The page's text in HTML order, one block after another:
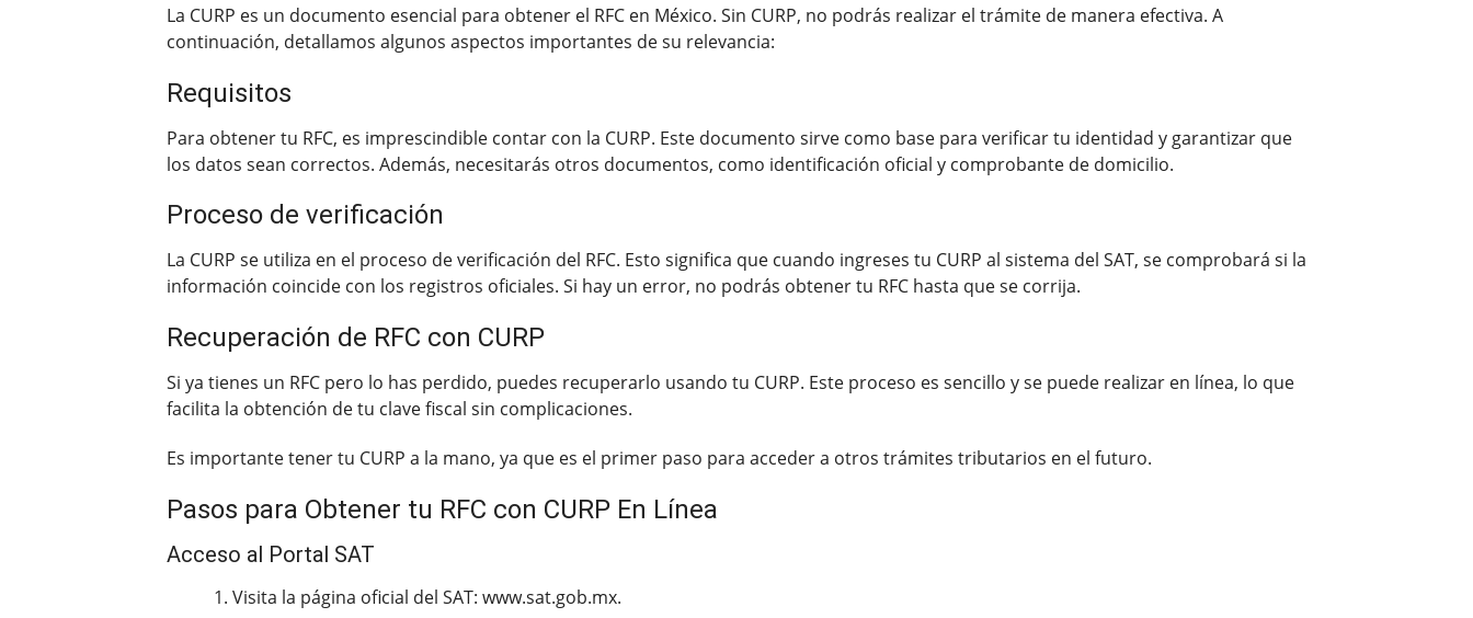
La CURP es un documento esencial para obtener el RFC en México. Sin CURP, no podrás realizar el trámite de manera efectiva. A
continuación, detallamos algunos aspectos importantes de su relevancia:
Requisitos
Para obtener tu RFC, es imprescindible contar con la CURP. Este documento sirve como base para verificar tu identidad y garantizar que
los datos sean correctos. Además, necesitarás otros documentos, como identificación oficial y comprobante de domicilio.
Proceso de verificación
La CURP se utiliza en el proceso de verificación del RFC. Esto significa que cuando ingreses tu CURP al sistema del SAT, se comprobará si la
información coincide con los registros oficiales. Si hay un error, no podrás obtener tu RFC hasta que se corrija.
Recuperación de RFC con CURP
Si ya tienes un RFC pero lo has perdido, puedes recuperarlo usando tu CURP. Este proceso es sencillo y se puede realizar en línea, lo que
facilita la obtención de tu clave fiscal sin complicaciones.
Es importante tener tu CURP a la mano, ya que es el primer paso para acceder a otros trámites tributarios en el futuro.
Pasos para Obtener tu RFC con CURP En Línea
Acceso al Portal SAT
Visita la página oficial del SAT: www.sat.gob.mx.